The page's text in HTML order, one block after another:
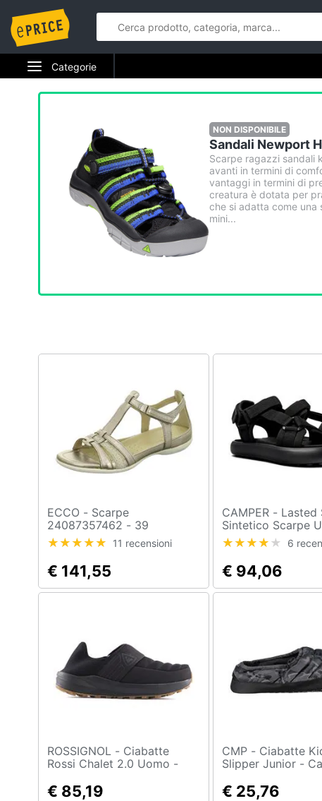
Categorie
Elettrodomestici
Informatica
Telefonia
Tv e Home Cinema
Smart home
Salute e igiene
Beauty
Giocattoli
Prima infanzia
Fotografia
Casalinghi
Animali
Motori
Festività e ricorrenze
Promozioni
NON DISPONIBILE
Sandali Newport
Scarpe ragazzi sandali
avanti in termini di
vantaggi in termini di
creatura è dotata per
che si adatta come una
mini...
ECCO - Scarpe
24087357462 - 39
11 recensioni
€ 141,55
CAMPER - Lasted Sandali
Sintetico Scarpe
Nero Eu 43, 6
€ 94,06
ROSSIGNOL - Ciabatte
Rossi Chalet 2.0 Uomo -
€ 85,19
CMP - Ciabatte Kids Lyinx
Slipper Junior -
€ 25,76